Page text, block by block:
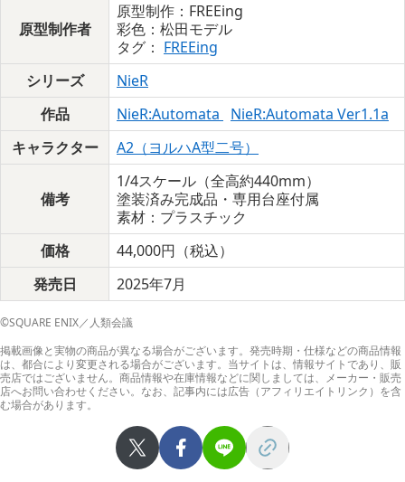
原型制作者
原型制作：FREEing
彩色：松田モデル
タグ： FREEing
シリーズ
NieR
作品
NieR:Automata
NieR:Automata Ver1.1a
キャラクター
A2（ヨルハA型二号）
備考
1/4スケール（全高約440mm）
塗装済み完成品・専用台座付属
素材：プラスチック
価格
44,000円（税込）
発売日
2025年7月
©SQUARE ENIX／人類会議
掲載画像と実物の商品が異なる場合がございます。発売時期・仕様などの商品情報
は、都合により変更される場合がございます。当サイトは、情報サイトであり、販
売店ではございません。商品情報や在庫情報などに関しましては、メーカー・販売
店へお問い合わせください。なお、記事内には広告（アフィリエイトリンク）を含
む場合があります。